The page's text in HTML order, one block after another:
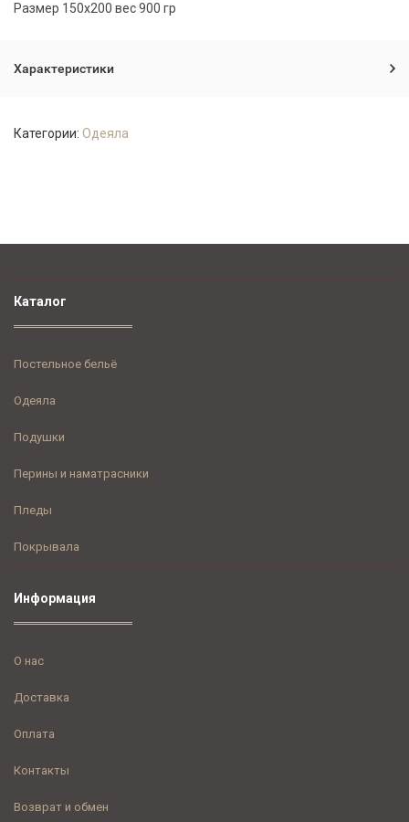
Размер 150х200 вес 900 гр
Характеристики
Категории: Одеяла
Каталог
Постельное бельё
Одеяла
Подушки
Перины и наматрасники
Пледы
Покрывала
Информация
О нас
Доставка
Оплата
Контакты
Возврат и обмен